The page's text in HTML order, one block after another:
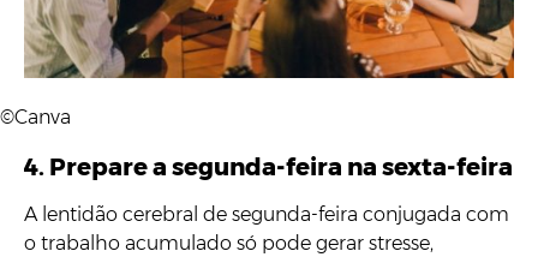
©Canva
4. Prepare a segunda-feira na sexta-feira
A lentidão cerebral de segunda-feira conjugada com
o trabalho acumulado só pode gerar stresse,